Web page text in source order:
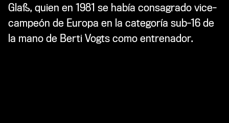
Glaß, quien en 1981 se había consagrado vice-
campeón de Europa en la categoría sub-16 de
la mano de Berti Vogts como entrenador.